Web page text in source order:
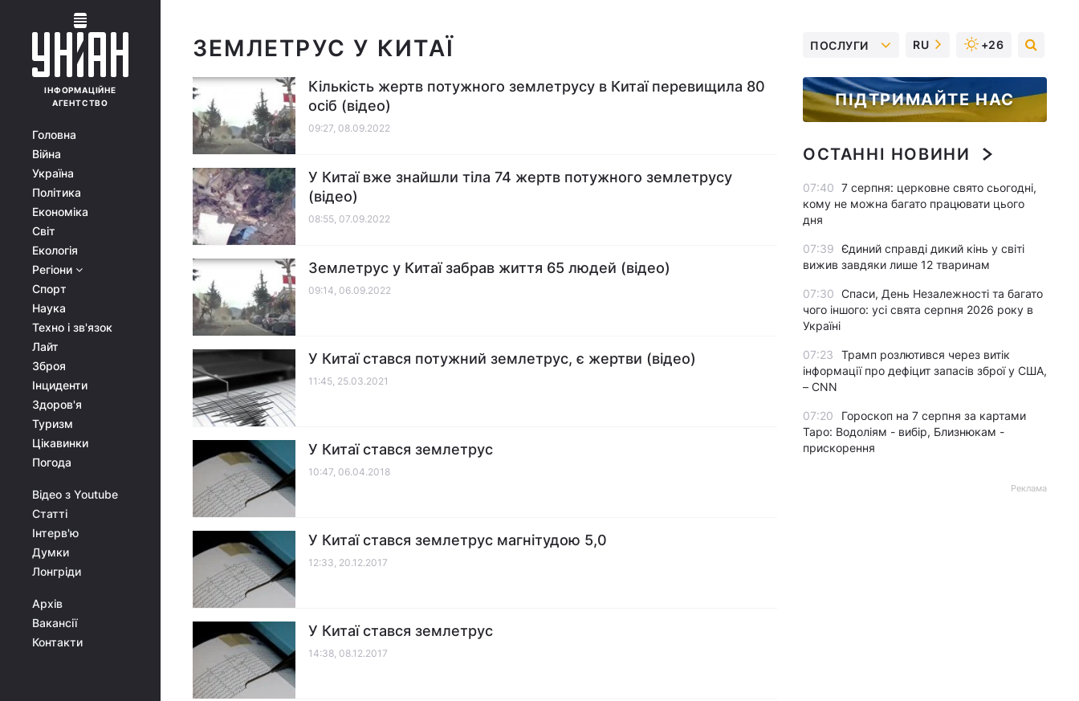
ІНФОРМАЦІЙНЕ
АГЕНТСТВО
Головна
Війна
Україна
Політика
Економіка
Світ
Екологія
Регіони
Спорт
Наука
Техно і зв'язок
Лайт
Зброя
Інциденти
Здоров'я
Туризм
Цікавинки
Погода
Відео з Youtube
Статті
Інтерв'ю
Думки
Лонгріди
Архів
Вакансії
Контакти
ЗЕМЛЕТРУС У КИТАЇ
Кількість жертв потужного землетрусу в Китаї перевищила 80
осіб (відео)
09:27, 08.09.2022
У Китаї вже знайшли тіла 74 жертв потужного землетрусу
(відео)
08:55, 07.09.2022
Землетрус у Китаї забрав життя 65 людей (відео)
09:14, 06.09.2022
У Китаї стався потужний землетрус, є жертви (відео)
11:45, 25.03.2021
У Китаї стався землетрус
10:47, 06.04.2018
У Китаї стався землетрус магнітудою 5,0
12:33, 20.12.2017
У Китаї стався землетрус
14:38, 08.12.2017
ПОСЛУГИ RU +26
ПІДТРИМАЙТЕ НАС
ОСТАННІ НОВИНИ
07:40 7 серпня: церковне свято сьогодні,
кому не можна багато працювати цього
дня
07:39 Єдиний справді дикий кінь у світі
вижив завдяки лише 12 тваринам
07:30 Спаси, День Незалежності та багато
чого іншого: усі свята серпня 2026 року в
Україні
07:23
Трамп розлютився через витік
інформації про дефіцит запасів зброї у США,
– CNN
07:20
Гороскоп на 7 серпня за картами
Таро: Водоліям - вибір, Близнюкам -
прискорення
Реклама